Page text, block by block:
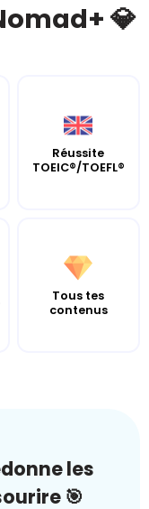
💎
Réussite
TOEIC®/TOEFL®
Tous tes
contenus
les
🎯